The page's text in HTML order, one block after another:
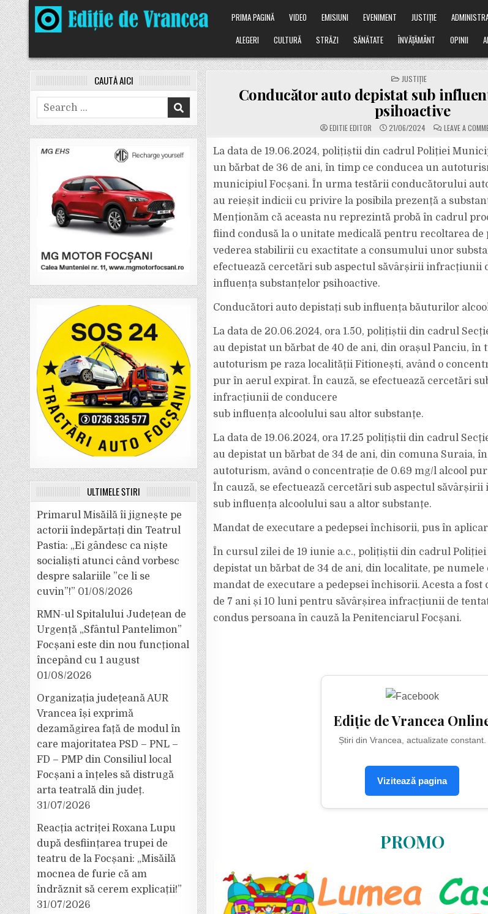
Skip
to
content
PRIMA PAGINĂ VIDEO EMISIUNI EVENIMENT JUSTIȚIE
ALEGERI
CULTURĂ STRĂZI SĂNĂTATE ÎNVĂȚĂMÂNT OPINII
POSTED
IN
JUSTIȚIE
Conducător auto depistat sub
psihoactive
EDITIE EDITOR 21/06/2024 LEAVE A
La data de 19.06.2024, polițiștii din cadrul Poliției
un bărbat de 36 de ani, în timp ce conducea un
municipiul Focșani. În urma testării conducătorului
au reieșit indicii cu privire la posibila prezență a
Menționăm că aceasta nu reprezintă probă în cadrul
fiind condusă la o unitate medicală pentru recoltarea de
vederea stabilirii cu exactitate a consumului unor
efectuează cercetări sub aspectul săvârșirii infracțiunii
influența substanțelor psihoactive.
Conducători auto depistați sub influența băuturilor
La data de 20.06.2024, ora 1.50, polițiștii din cadrul
au depistat un bărbat de 40 de ani, din orașul Panciu, în
autoturism pe raza localității Fitionești, având o
pur în aerul expirat. În cauză, se efectuează cercetări
infracțiunii de conducere
sub influența alcoolului sau altor substanțe.
La data de 19.06.2024, ora 17.25 polițiștii din cadrul
au depistat un bărbat de 34 de ani, din comuna Suraia,
autoturism, având o concentrație de 0.69 mg/l alcool
În cauză, se efectuează cercetări sub aspectul
sub influența alcoolului sau a altor substanțe.
Mandat de executare a pedepsei închisorii, pus în
În cursul zilei de 19 iunie a.c., polițiștii din cadrul
depistat un bărbat de 34 de ani, din localitate, pe
mandat de executare a pedepsei închisorii. Acesta a fost
de 7 ani și 10 luni pentru săvârșirea infracțiunii de
condus persoana în cauză la Penitenciarul Focșani.
Ediție de Vrancea
Știri din Vrancea, actualizate constant.
Vizitează pagina
PROMO
CAUTĂ AICI
Search
for:
ULTIMELE ȘTIRI
Primarul Misăilă îi jignește pe
actorii îndepărtați din Teatrul
Pastia: „Ei gândesc ca niște
socialiști atunci când vorbesc
despre salariile ”ce li se
cuvin”!” 01/08/2026
RMN-ul Spitalului Județean de
Urgență „Sfântul Pantelimon”
Focșani este din nou funcțional
începând cu 1 august
01/08/2026
Organizația județeană AUR
Vrancea își exprimă
dezamăgirea față de modul în
care majoritatea PSD – PNL –
FD – PMP din Consiliul local
Focșani a înțeles să distrugă
arta teatrală din județ.
31/07/2026
Reacția actriței Roxana Lupu
după desființarea trupei de
teatru de la Focșani: „Misăilă
mocnea de furie că am
îndrăznit să cerem explicații!”
31/07/2026